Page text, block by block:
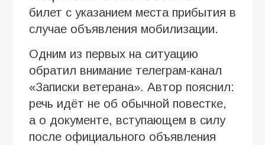
билет с указанием места прибытия в
случае объявления мобилизации.
Одним из первых на ситуацию
обратил внимание телеграм-канал
«Записки ветерана». Автор пояснил:
речь идёт не об обычной повестке,
а о документе, вступающем в силу
после официального объявления